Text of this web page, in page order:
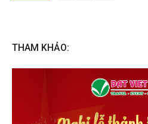
THAM KHẢO: